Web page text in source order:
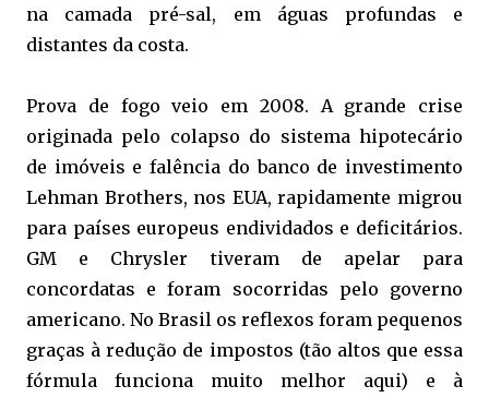
na camada pré-sal, em águas profundas e
distantes da costa.
Prova de fogo veio em 2008. A grande crise
originada pelo colapso do sistema hipotecário
de imóveis e falência do banco de investimento
Lehman Brothers, nos EUA, rapidamente migrou
para países europeus endividados e deficitários.
GM e Chrysler tiveram de apelar para
concordatas e foram socorridas pelo governo
americano. No Brasil os reflexos foram pequenos
graças à redução de impostos (tão altos que essa
fórmula funciona muito melhor aqui) e à